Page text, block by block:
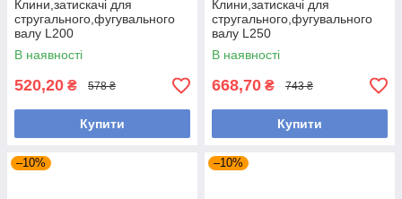
Клини,затискачі для
стругального,фугувального
валу L200
В наявності
520,20 ₴ 578 ₴
Купити
Клини,затискачі для
стругального,фугувального
валу L250
В наявності
668,70 ₴ 743 ₴
Купити
–10% –10%